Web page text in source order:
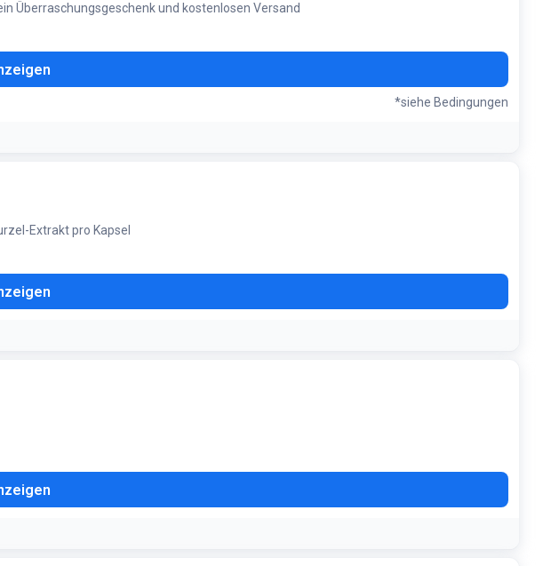
Überraschungsgeschenk und kostenlosen Versand
*siehe Bedingungen
Extrakt pro Kapsel